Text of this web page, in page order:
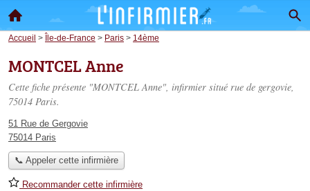
Accueil > Île-de-France > Paris > 14ème
MONTCEL Anne
Cette fiche présente "MONTCEL Anne", infirmier situé rue de gergovie,
75014 Paris.
51 Rue de Gergovie
75014 Paris
📞 Appeler cette infirmière
Recommander cette infirmière